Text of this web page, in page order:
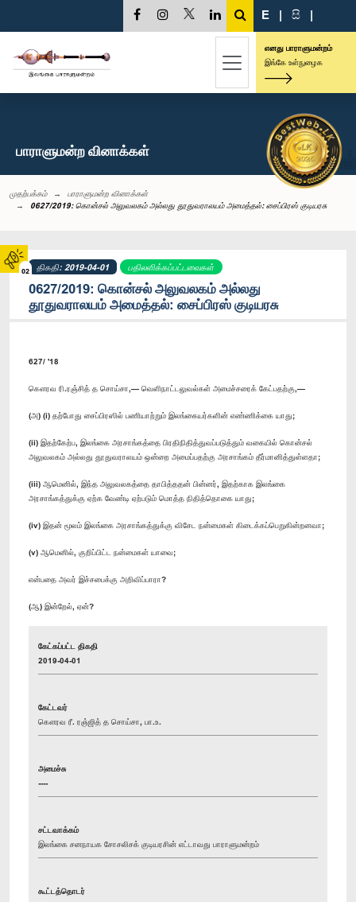
02
E | සි |
எனது பாராளுமன்றம்
இங்கே உள்நுழைக
பாராளுமன்ற வினாக்கள்
முதற்பக்கம்
பாராளுமன்ற வினாக்கள்
0627/2019: கொன்சல் அலுவலகம் அல்லது தூதுவராலயம் அமைத்தல்: சைப்பிரஸ் குடியரசு
திகதி: 2019-04-01 பதிலளிக்கப்பட்டவைகள்
0627/2019: கொன்சல் அலுவலகம் அல்லது
தூதுவராலயம் அமைத்தல்: சைப்பிரஸ் குடியரசு
627/ '18
கௌரவ ரி.ரஞ்சித் த சொய்சா,— வெளிநாட்டலுவல்கள் அமைச்சரைக் கேட்பதற்கு,—
(அ) (i) தற்போது சைப்பிரஸில் பணியாற்றும் இலங்கையர்களின் எண்ணிக்கை யாது;
(ii) இதற்கேற்ப, இலங்கை அரசாங்கத்தை பிரதிநிதித்துவப்படுத்தும் வகையில் கொன்சல்
அலுவலகம் அல்லது தூதுவராலயம் ஒன்றை அமைப்பதற்கு அரசாங்கம் தீர்மானித்துள்ளதா;
(iii) ஆமெனில், இந்த அலுவலகத்தை தாபித்ததன் பின்னர், இதற்காக இலங்கை
அரசாங்கத்துக்கு ஏற்க வேண்டி ஏற்படும் மொத்த நிதித்தொகை யாது;
(iv) இதன் மூலம் இலங்கை அரசாங்கத்துக்கு விசேட நன்மைகள் கிடைக்கப்பெறுகின்றனவா;
(v) ஆமெனில், குறிப்பிட்ட நன்மைகள் யாவை;
என்பதை அவர் இச்சபைக்கு அறிவிப்பாரா?
(ஆ) இன்றேல், ஏன்?
கேட்கப்பட்ட திகதி
2019-04-01
கேட்டவர்
கௌரவ ரீ. ரஞ்ஜித் த சொய்சா, பா.உ.
அமைச்சு
----
சட்டவாக்கம்
இலங்கை சனநாயக சோசலிசக் குடியரசின் எட்டாவது பாராளுமன்றம்
கூட்டத்தொடர்